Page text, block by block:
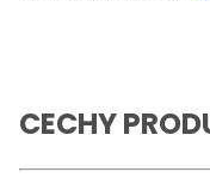
CECHY